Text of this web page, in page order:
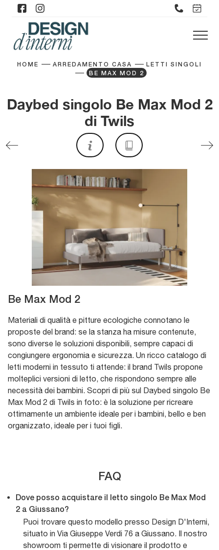
HOME ARREDAMENTO CASA
LETTI SINGOLI
BE MAX MOD 2
Daybed singolo Be Max Mod 2
di Twils
Be Max Mod 2
Materiali di qualità e pitture ecologiche connotano le
proposte del brand: se la stanza ha misure contenute,
sono diverse le soluzioni disponibili, sempre capaci di
congiungere ergonomia e sicurezza. Un ricco catalogo di
letti moderni in tessuto ti attende: il brand Twils propone
molteplici versioni di letto, che rispondono sempre alle
necessità dei bambini. Scopri di più sul Daybed singolo Be
Max Mod 2 di Twils in foto: è la soluzione per ricreare
ottimamente un ambiente ideale per i bambini, bello e ben
organizzato, ideale per i tuoi figli.
FAQ
Dove posso acquistare il letto singolo Be Max Mod
2 a Giussano?
Puoi trovare questo modello presso Design D'Interni,
situato in Via Giuseppe Verdi 76 a Giussano. Il nostro
showroom ti permette di visionare il prodotto e